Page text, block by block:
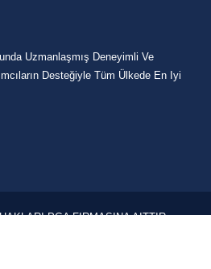
Uzmanlaşmış Deneyimli Ve
Desteğiyle Tüm Ülkede En Iyi
PGA FIRMASINA AITTIR.